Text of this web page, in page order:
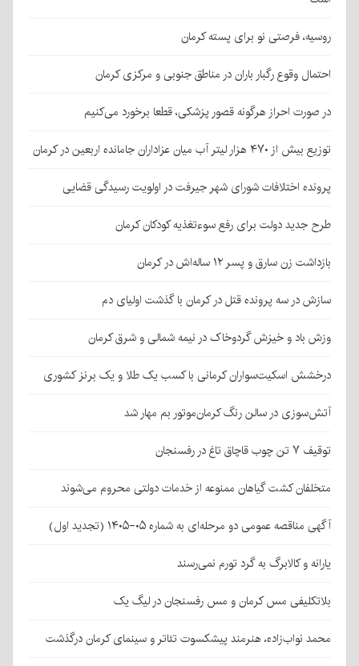
روسیه، فرصتی نو برای پسته کرمان
احتمال وقوع رگبار باران در مناطق جنوبی و مرکزی کرمان
در صورت احراز هرگونه قصور پزشکی، قطعا برخورد می‌کنیم
توزیع بیش از ۴۷۰ هزار لیتر آب میان عزاداران جامانده اربعین در کرمان
پرونده اختلافات شورای شهر جیرفت در اولویت رسیدگی قضایی
طرح جدید دولت برای رفع سوءتغذیه کودکان کرمان
بازداشت زن سارق و پسر ۱۲ ساله‌اش در کرمان
سازش در سه پرونده قتل در کرمان با گذشت اولیای دم
وزش باد و خیزش گردوخاک در نیمه شمالی و شرق کرمان
درخشش اسکیت‌سواران کرمانی با کسب یک طلا و یک برنز کشوری
آتش‌سوزی در سالن رنگ کرمان‌موتور بم مهار شد
توقیف ۷ تن چوب قاچاق تاغ در رفسنجان
متخلفان کشت گیاهان ممنوعه از خدمات دولتی محروم می‌شوند
آگهی مناقصه عمومی دو مرحله‌ای به شماره ۰۵-۱۴۰۵ (تجدید اول)
یارانه و کالابرگ به گرد تورم نمی‌رسند
بلاتکلیفی مس کرمان و مس رفسنجان در لیگ یک
محمد نواب‌زاده، هنرمند پیشکسوت تئاتر و سینمای کرمان درگذشت